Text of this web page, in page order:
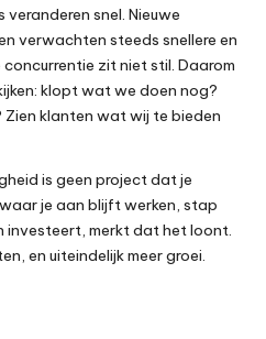
snel. Nieuwe
verwachten steeds snellere en
zit niet stil. Daarom
klopt wat we doen nog?
klanten wat wij te bieden
is geen project dat je
je aan blijft werken, stap
investeert, merkt dat het loont.
en uiteindelijk meer groei.